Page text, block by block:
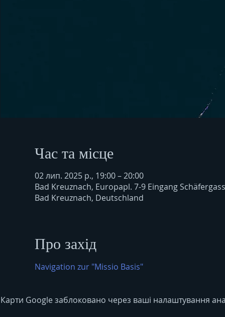
Час та місце
02 лип. 2025 р., 19:00 – 20:00
Bad Kreuznach, Europapl. 7-9 Eingang
Bad Kreuznach, Deutschland
Про захід
Navigation zur "Missio Basis"
Карти Google заблоковано через ваші налаштування